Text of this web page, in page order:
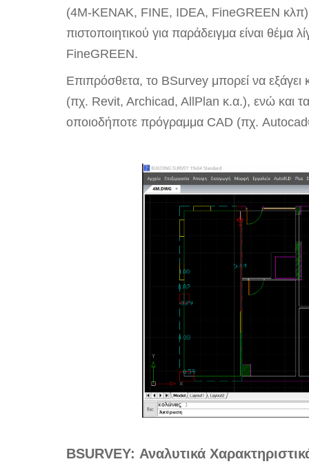
(4M-KENAK, FINE, IDEA, FineGREEN
πιστοποιητικού για παράδειγμα είναι θέμα
FineGREEN.
Επιπρόσθετα, το BSurvey μπορεί να
(πχ. Revit, Archicad, AllPlan κ.α.), ενώ και
οποιοδήποτε πρόγραμμα CAD (πχ.
BSURVEY: Αναλυτικά